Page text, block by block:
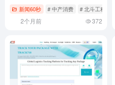
新闻60秒 # 中产消费 # 北斗工程
2个月前 372